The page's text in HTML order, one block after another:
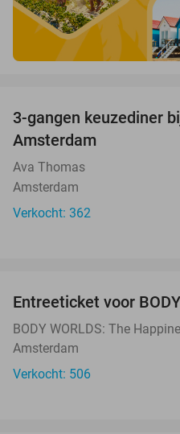
3-gangen keuzediner
Amsterdam
Ava Thomas
Amsterdam
Verkocht: 362
Entreeticket voor
BODY WORLDS: The
Amsterdam
Verkocht: 506